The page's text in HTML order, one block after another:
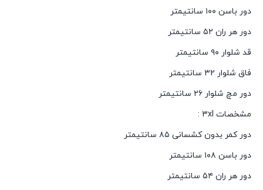
دور باسن ۱۰۰ سانتیمتر
دور هر ران ۵۲ سانتیمتر
قد شلوار ۹۰ سانتیمتر
فاق شلوار ۳۲ سانتیمتر
دور مچ شلوار ۲۶ سانتیمتر
مشخصات ۳xl :
دور کمر بدون کشسانی ۸۵ سانتیمتر
دور باسن ۱۰۸ سانتیمتر
دور هر ران ۵۴ سانتیمتر